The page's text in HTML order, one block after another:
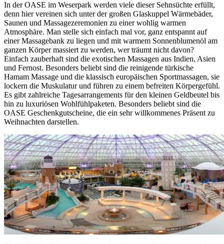
In der OASE im Weserpark werden viele dieser Sehnsüchte erfüllt,
denn hier vereinen sich unter der großen Glaskuppel Wärmebäder,
Saunen und Massagezeremonien zu einer wohlig warmen
Atmosphäre. Man stelle sich einfach mal vor, ganz entspannt auf
einer Massagebank zu liegen und mit warmem Sonnenblumenöl am
ganzen Körper massiert zu werden, wer träumt nicht davon?
Einfach zauberhaft sind die exotischen Massagen aus Indien, Asien
und Fernost. Besonders beliebt sind die reinigende türkische
Hamam Massage und die klassisch europäischen Sportmassagen, sie
lockern die Muskulatur und führen zu einem befreiten Körpergefühl.
Es gibt zahlreiche Tagesarrangements für den kleinen Geldbeutel bis
hin zu luxuriösen Wohlfühlpaketen. Besonders beliebt sind die
OASE Geschenkgutscheine, die ein sehr willkommenes Präsent zu
Weihnachten darstellen.